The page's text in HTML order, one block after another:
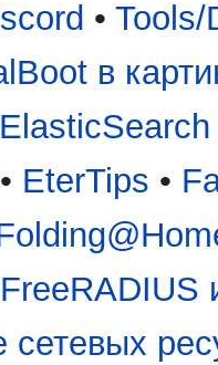
• Tools/
в
ElasticSearch
EterTips •
FreeRADIUS
сетевых